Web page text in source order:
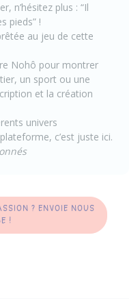
n’hésitez plus : “Il
pieds” !
au jeu de cette
Nohô pour montrer
un sport ou une
et la création
univers
c’est juste ici.
? ENVOIE NOUS
!